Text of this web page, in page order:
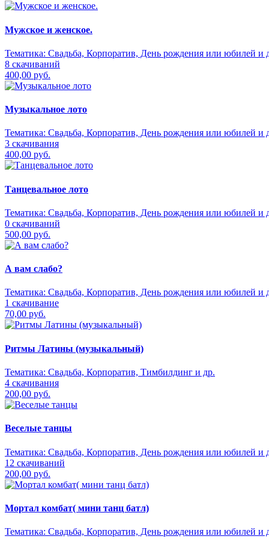
Мужское и женское.
Тематика: Свадьба, Корпоратив, День рождения или юбилей и
8 скачиваний
400,00 руб.
Музыкальное лото
Тематика: Свадьба, Корпоратив, День рождения или юбилей и
3 скачивания
400,00 руб.
Танцевальное лото
Тематика: Свадьба, Корпоратив, День рождения или юбилей и
0 скачиваний
500,00 руб.
А вам слабо?
Тематика: Свадьба, Корпоратив, День рождения или юбилей и
1 скачивание
70,00 руб.
Ритмы Латины (музыкальный)
Тематика: Свадьба, Корпоратив, Тимбилдинг и др.
4 скачивания
200,00 руб.
Веселые танцы
Тематика: Свадьба, Корпоратив, День рождения или юбилей и
12 скачиваний
200,00 руб.
Мортал комбат( мини танц батл)
Тематика: Свадьба, Корпоратив, День рождения или юбилей и